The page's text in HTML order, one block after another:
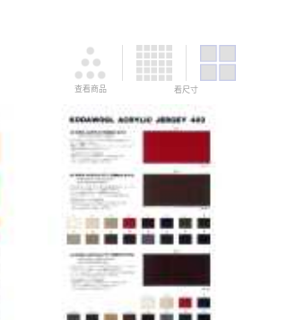
查看商品 看尺寸